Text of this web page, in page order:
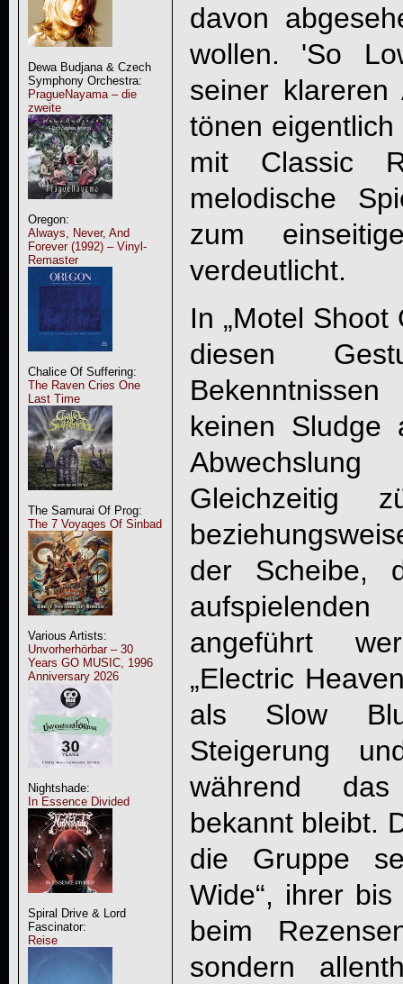
Dewa Budjana & Czech
Symphony Orchestra:
PragueNayama – die
zweite
Oregon:
Always, Never, And
Forever (1992) – Vinyl-
Remaster
Chalice Of Suffering:
The Raven Cries One
Last Time
The Samurai Of Prog:
The 7 Voyages Of Sinbad
Various Artists:
Unvorherhörbar – 30
Years GO MUSIC, 1996
Anniversary 2026
Nightshade:
In Essence Divided
Spiral Drive & Lord
Fascinator:
Reise
davon
wollen. 'So
seiner
tönen
mit Classic
melodische
zum
verdeutlicht.
In „Motel Shoot
diesen
keinen Sludge
Gleichzeitig
der Scheibe,
angeführt
„Electric
als Slow
Steigerung
während
bekannt bleibt.
die Gruppe
Wide“, ihrer
beim
sondern